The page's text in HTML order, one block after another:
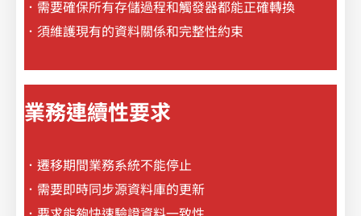
．需要確保所有存儲過程和觸發器都能正確轉換
．須維護現有的資料關係和完整性約束
業務連續性要求
．遷移期間業務系統不能停止
．需要即時同步源資料庫的更新